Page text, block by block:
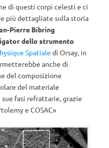
di questi corpi celesti e ci
più dettagliate sulla storia
Pierre Bibring
dello strumento
Spatiale di Orsay, in
anche di
del composizione
del materiale
fasi refrattarie, grazie
e COSAC»